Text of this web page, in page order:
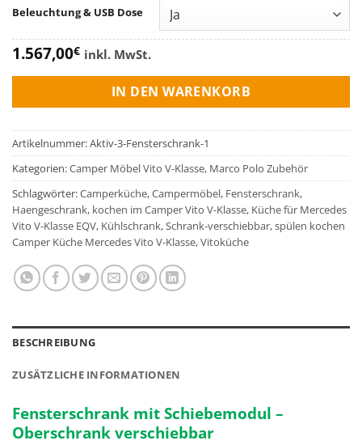
Beleuchtung & USB Dose
1.567,00€ inkl. MwSt.
IN DEN WARENKORB
Artikelnummer:Aktiv-3-Fensterschrank-1
Kategorien:Camper Möbel Vito V-Klasse, Marco Polo Zubehör
Schlagwörter:Camperküche,Campermöbel, Fensterschrank,
Haengeschrank, kochen im Camper Vito V-Klasse, Küche für Mercedes
Vito V-Klasse EQV, Kühlschrank,Schrank-verschiebbar,spülen kochen
Camper Küche Mercedes Vito V-Klasse,Vitoküche
BESCHREIBUNG
ZUSÄTZLICHE INFORMATIONEN
Fensterschrank mit Schiebemodul –
Oberschrank verschiebbar